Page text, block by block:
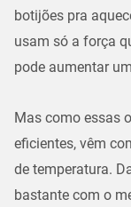
botijões pra
usam só a força
pode aumentar
Mas como essas
eficientes, vêm
de temperatura.
bastante com o